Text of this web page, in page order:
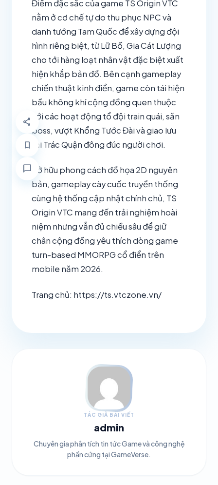
share
bookmark
chat_bubble
Điểm đặc sắc của game TS Origin VTC
nằm ở cơ chế tự do thu phục NPC và
danh tướng Tam Quốc để xây dựng đội
hình riêng biệt, từ Lữ Bố, Gia Cát Lượng
cho tới hàng loạt nhân vật đặc biệt xuất
hiện khắp bản đồ. Bên cạnh gameplay
chiến thuật kinh điển, game còn tái hiện
bầu không khí cộng đồng quen thuộc
với các hoạt động tổ đội train quái, săn
boss, vượt Khổng Tước Đài và giao lưu
tại Trác Quận đông đúc người chơi.
Sở hữu phong cách đồ họa 2D nguyên
bản, gameplay cày cuốc truyền thống
cùng hệ thống cập nhật chính chủ, TS
Origin VTC mang đến trải nghiệm hoài
niệm nhưng vẫn đủ chiều sâu để giữ
chân cộng đồng yêu thích dòng game
turn-based MMORPG cổ điển trên
mobile năm 2026.
Trang chủ: https://ts.vtczone.vn/
TÁC GIẢ BÀI VIẾT
admin
Chuyên gia phân tích tin tức Game và công nghệ
phần cứng tại GameVerse.